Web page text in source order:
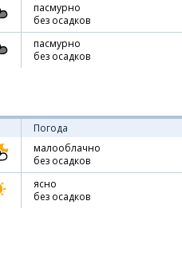
пасмурно
без осадков
пасмурно
без осадков
Погода
малооблачно
без осадков
ясно
без осадков